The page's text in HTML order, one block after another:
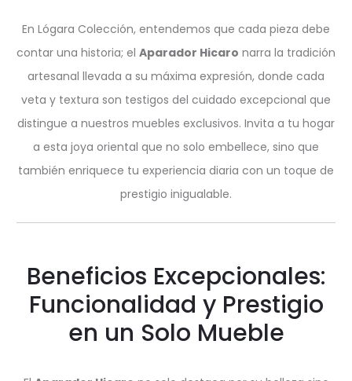
En Lógara Colección, entendemos que cada pieza debe
contar una historia; el Aparador Hicaro narra la tradición
artesanal llevada a su máxima expresión, donde cada
veta y textura son testigos del cuidado excepcional que
distingue a nuestros muebles exclusivos. Invita a tu hogar
a esta joya oriental que no solo embellece, sino que
también enriquece tu experiencia diaria con un toque de
prestigio inigualable.
Beneficios Excepcionales:
Funcionalidad y Prestigio
en un Solo Mueble